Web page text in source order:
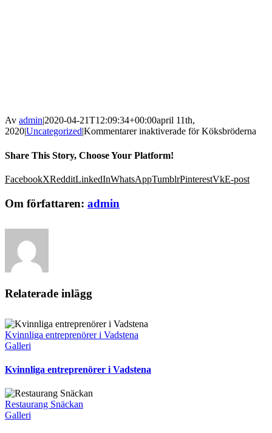
Av admin|2020-04-21T12:09:34+00:00april 11th,
2020|Uncategorized|Kommentarer inaktiverade för Köksbröderna
Share This Story, Choose Your Platform!
FacebookXRedditLinkedInWhatsAppTumblrPinterestVkE-post
Om författaren: admin
Relaterade inlägg
Kvinnliga entreprenörer i Vadstena
Galleri
Kvinnliga entreprenörer i Vadstena
Restaurang Snäckan
Galleri